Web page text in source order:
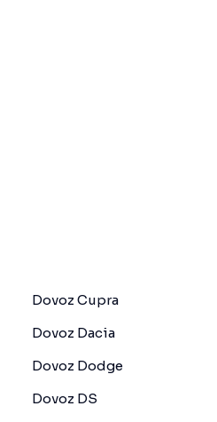
Dovoz Cupra
Dovoz Dacia
Dovoz Dodge
Dovoz DS